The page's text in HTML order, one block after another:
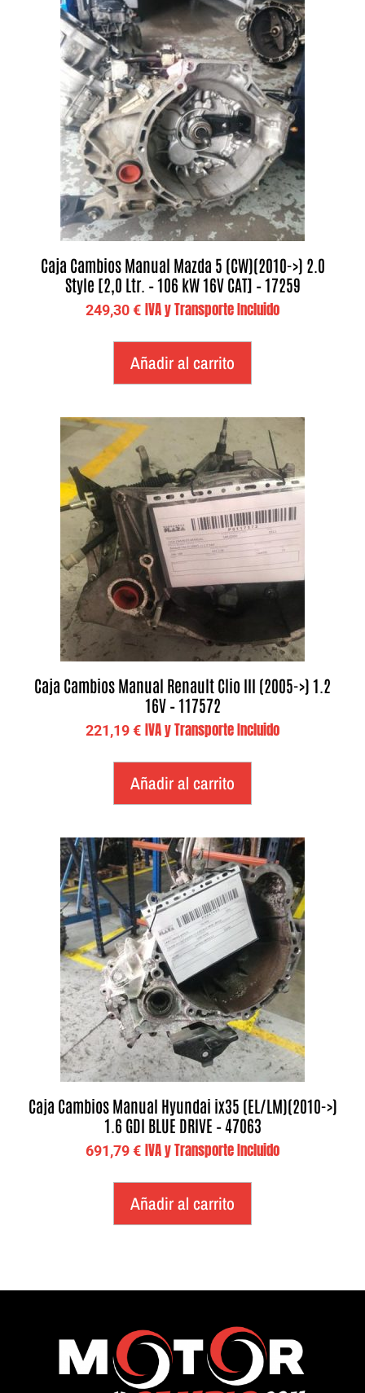
Caja Cambios Manual Mazda 5 (CW)(2010->) 2.0
Style [2,0 Ltr. – 106 kW 16V CAT] – 17259
249,30€ IVA y Transporte Incluido
Añadir al carrito
Caja Cambios Manual Renault Clio III (2005->) 1.2
16V – 117572
221,19€ IVA y Transporte Incluido
Añadir al carrito
Caja Cambios Manual Hyundai ix35 (EL/LM)(2010->)
1.6 GDI BLUE DRIVE – 47063
691,79€ IVA y Transporte Incluido
Añadir al carrito